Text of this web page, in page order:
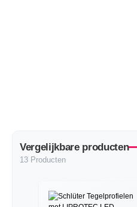
Vergelijkbare producten
13 Producten